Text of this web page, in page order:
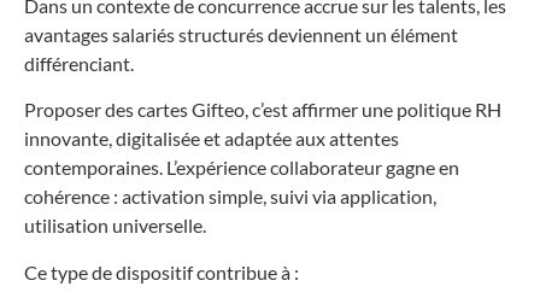
Dans un contexte de concurrence accrue sur les talents, les
avantages salariés structurés deviennent un élément
différenciant.
Proposer des cartes Gifteo, c’est affirmer une politique RH
innovante, digitalisée et adaptée aux attentes
contemporaines. L’expérience collaborateur gagne en
cohérence : activation simple, suivi via application,
utilisation universelle.
Ce type de dispositif contribue à :